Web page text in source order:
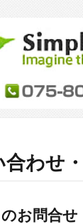
わせ
お問合せ